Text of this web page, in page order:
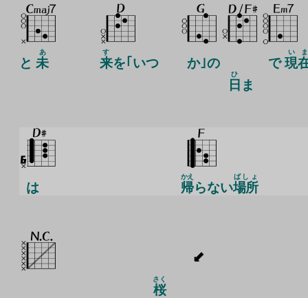
と 未
あ
来
す
を｢いつ
か｣の
日
ひ
ま
で 現
い ま
は 帰
かえ
らない場所
ばしょ
桜
さく